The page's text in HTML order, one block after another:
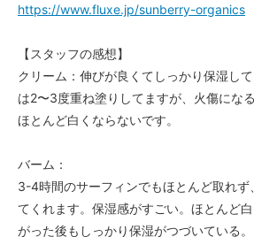
https://www.fluxe.jp/sunberry-organics
【スタッフの感想】
クリーム：伸びが良くてしっかり保湿し
は2〜3度重ね塗りしてますが、火傷にな
ほとんど白くならないです。
バーム：
3-4時間のサーフィンでもほとんど取れず
てくれます。保湿感がすごい。ほとんど
がった後もしっかり保湿がつづいている。